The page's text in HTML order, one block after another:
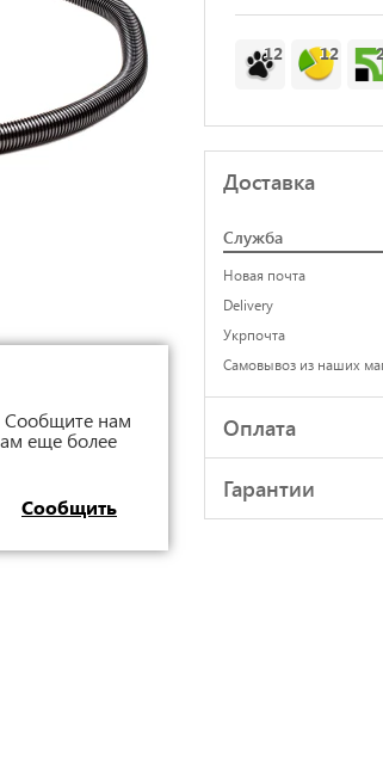
Сообщите нам
еще более
Сообщить
12 12
Доставка
Служба
Новая почта
Delivery
Укрпочта
Самовывоз из наших
Оплата
Гарантии